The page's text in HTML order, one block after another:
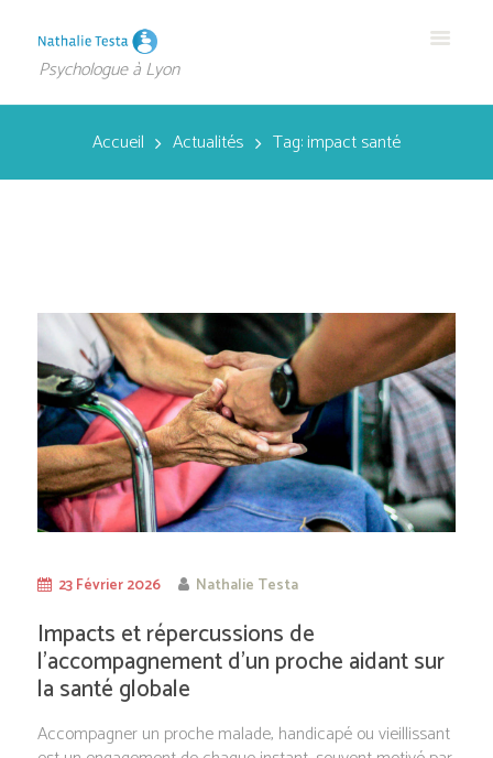
Psychologue à Lyon
Accueil Actualités Tag: impact santé
23 Février 2026 Nathalie Testa
Impacts et répercussions de
l’accompagnement d’un proche aidant sur
la santé globale
Accompagner un proche malade, handicapé ou vieillissant